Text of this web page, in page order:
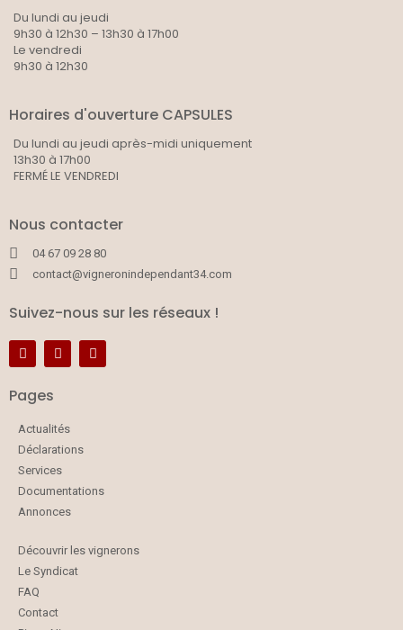
Du lundi au jeudi
9h30 à 12h30 – 13h30 à 17h00
Le vendredi
9h30 à 12h30
Horaires d'ouverture CAPSULES
Du lundi au jeudi après-midi uniquement
13h30 à 17h00
FERMÉ LE VENDREDI
Nous contacter
04 67 09 28 80
contact@vigneronindependant34.com
Suivez-nous sur les réseaux !
Pages
Actualités
Déclarations
Services
Documentations
Annonces
Découvrir les vignerons
Le Syndicat
FAQ
Contact